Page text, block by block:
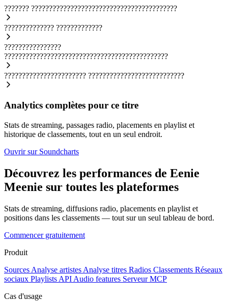
??????? ?????????????????????????????????????????
?????????????? ?????????????
????????????????
??????????????????????????????????????????????
??????????????????????? ???????????????????????????
Analytics complètes pour ce titre
Stats de streaming, passages radio, placements en playlist et
historique de classements, tout en un seul endroit.
Ouvrir sur Soundcharts
Découvrez les performances de Eenie
Meenie sur toutes les plateformes
Stats de streaming, diffusions radio, placements en playlist et
positions dans les classements — tout sur un seul tableau de bord.
Commencer gratuitement
Produit
Sources Analyse artistes Analyse titres Radios Classements Réseaux
sociaux Playlists API Audio features Serveur MCP
Cas d'usage